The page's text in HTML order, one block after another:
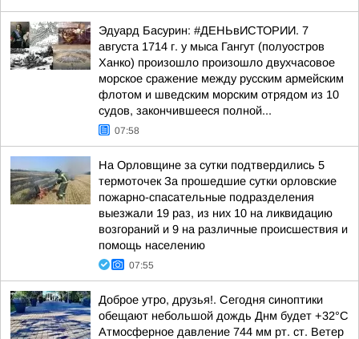
Эдуард Басурин: #ДЕНЬвИСТОРИИ. 7
августа 1714 г. у мыса Гангут (полуостров
Ханко) произошло произошло двухчасовое
морское сражение между русским армейским
флотом и шведским морским отрядом из 10
судов, закончившееся полной...
07:58
На Орловщине за сутки подтвердились 5
термоточек За прошедшие сутки орловские
пожарно-спасательные подразделения
выезжали 19 раз, из них 10 на ликвидацию
возгораний и 9 на различные происшествия и
помощь населению
07:55
Доброе утро, друзья!. Сегодня синоптики
обещают небольшой дождь Днм будет +32°С
Атмосферное давление 744 мм рт. ст. Ветер